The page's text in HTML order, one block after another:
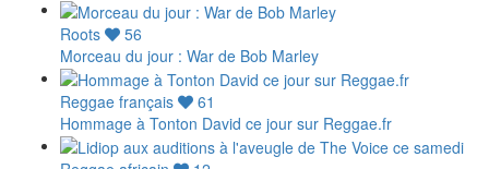
Roots
56
Morceau du jour : War de Bob Marley
Reggae français
61
Hommage à Tonton David ce jour sur Reggae.fr